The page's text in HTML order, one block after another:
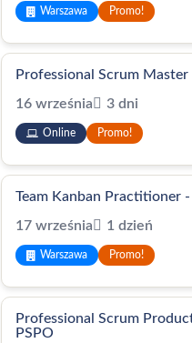
Warszawa Promo!
Professional Scrum Master
16 września
3 dni
Online Promo!
Team Kanban Practitioner
17 września
1 dzień
Warszawa Promo!
Professional Scrum
PSPO